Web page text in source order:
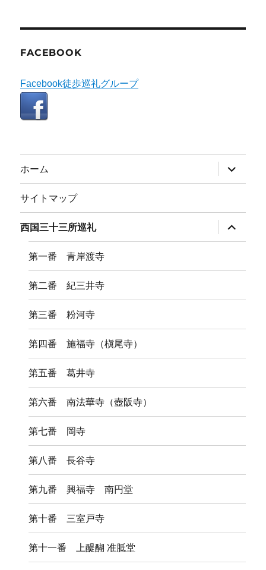
FACEBOOK
Facebook徒歩巡礼グループ
ホーム
ブ
メ
ー
を
展
開
サイトマップ
西国三十三所巡礼
ブ
メ
ー
開
第一番 青岸渡寺
第二番 紀三井寺
第三番 粉河寺
第四番 施福寺（槇尾寺）
第五番 葛井寺
第六番 南法華寺（壺阪寺）
第七番 岡寺
第八番 長谷寺
第九番 興福寺 南円堂
第十番 三室戸寺
第十一番 上醍醐 准胝堂